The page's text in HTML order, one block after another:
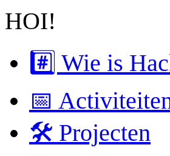
HOI!
#️⃣ Wie is
📅
🛠 Projecten